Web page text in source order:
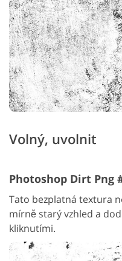
Volný, uvolnit
Photoshop Dirt Png
Tato bezplatná textura
mírně starý vzhled a
kliknutími.